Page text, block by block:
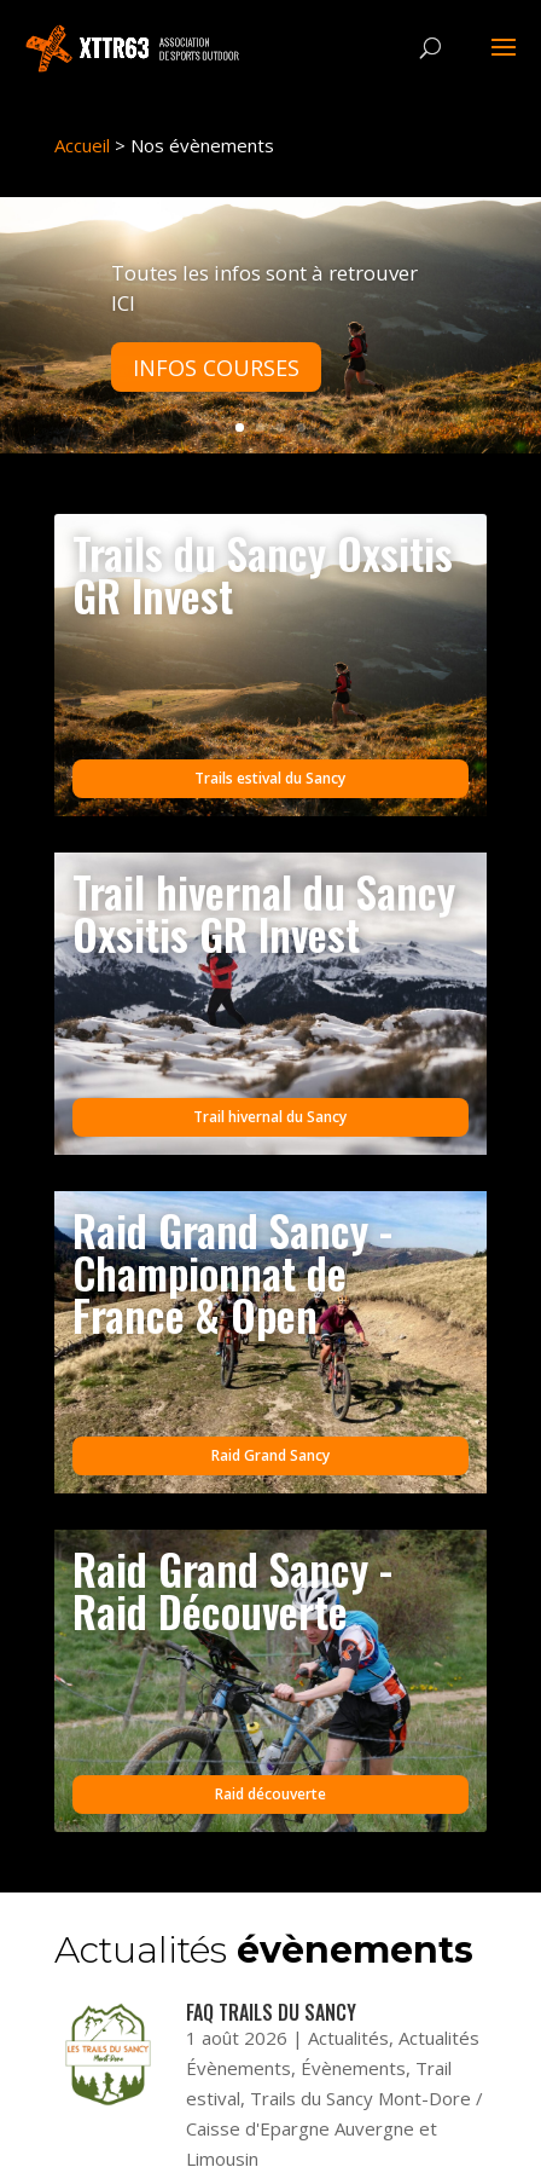
Accueil > Nos évènements
Toutes les infos sont à retrouver
ICI
INFOS COURSES
Trails du Sancy Oxsitis
GR Invest
Trails estival du Sancy
Trail hivernal du Sancy
Oxsitis GR Invest
Trail hivernal du Sancy
Raid Grand Sancy -
Championnat de
France & Open
Raid Grand Sancy
Raid Grand Sancy -
Raid Découverte
Raid découverte
Actualités évènements
FAQ TRAILS DU SANCY
1 août 2026 |Actualités,Actualités
Évènements, Évènements, Trail
estival, Trails du Sancy Mont-Dore /
Caisse d'Epargne Auvergne et
Limousin